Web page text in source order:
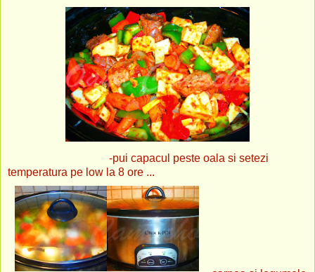
-pui capacul peste oala si setezi
temperatura pe low la 8 ore ...